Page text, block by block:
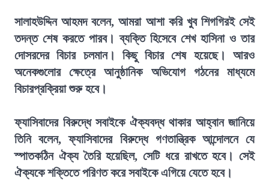
সালাহউদ্দিন আহমদ বলেন, আমরা আশা করি খুব শিগগিরই সেই
তদন্ত শেষ করতে পারব। ব্যক্তি হিসেবে শেখ হাসিনা ও তার
দোসরদের বিচার চলমান। কিছু বিচার শেষ হয়েছে। আরও
অনেকগুলোর ক্ষেত্রে আনুষ্ঠানিক অভিযোগ গঠনের মাধ্যমে
বিচারপ্রক্রিয়া শুরু হবে।
ফ্যাসিবাদের বিরুদ্ধে সবাইকে ঐক্যবদ্ধ থাকার আহ্বান জানিয়ে
তিনি বলেন, ফ্যাসিবাদের বিরুদ্ধে গণতান্ত্রিক আন্দোলনে যে
স্পাতকঠিন ঐক্য তৈরি হয়েছিল, সেটি ধরে রাখতে হবে। সেই
ঐক্যকে শক্তিতে পরিণত করে সবাইকে এগিয়ে যেতে হবে।